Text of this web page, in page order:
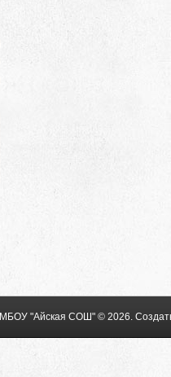
МБОУ "Айская СОШ" © 2026.